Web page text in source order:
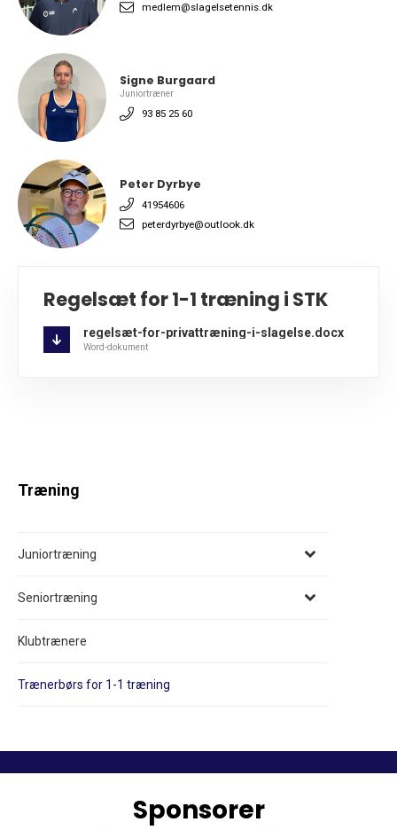
medlem@slagelsetennis.dk
Signe Burgaard
Juniortræner
93 85 25 60
Peter Dyrbye
41954606
peterdyrbye@outlook.dk
Regelsæt for 1-1 træning i STK
regelsæt-for-privattræning-i-slagelse.docx
Word-dokument
Træning
Juniortræning
Seniortræning
Klubtrænere
Trænerbørs for 1-1 træning
Sponsorer